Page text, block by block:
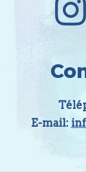
E-mail: